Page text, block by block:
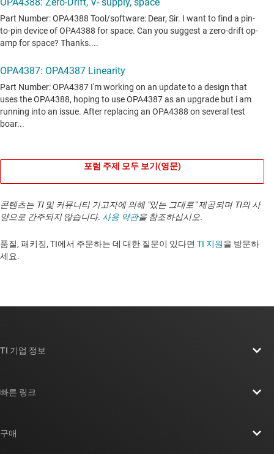
포럼 주제 모두 보기(영문)
콘텐츠는 TI 및 커뮤니티 기고자에 의해 "있는 그대로" 제공되며 TI의 사
양으로 간주되지 않습니다. 사용 약관을 참조하십시오.
품질, 패키징, TI에서 주문하는 데 대한 질문이 있다면 TI 지원을 방문하
세요. ​​​​​​​​​​​​​​
TI 기업 정보
빠른 링크
구매